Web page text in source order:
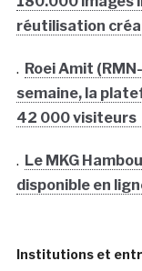
réutilisation
. Roei Amit
semaine, la
42 000 visiteurs
. Le MKG
disponible en
Institutions et